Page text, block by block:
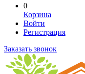
0
Корзина
Войти
Регистрация
Заказать звонок